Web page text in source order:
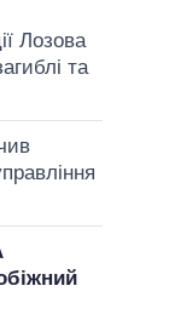
Лозова
та